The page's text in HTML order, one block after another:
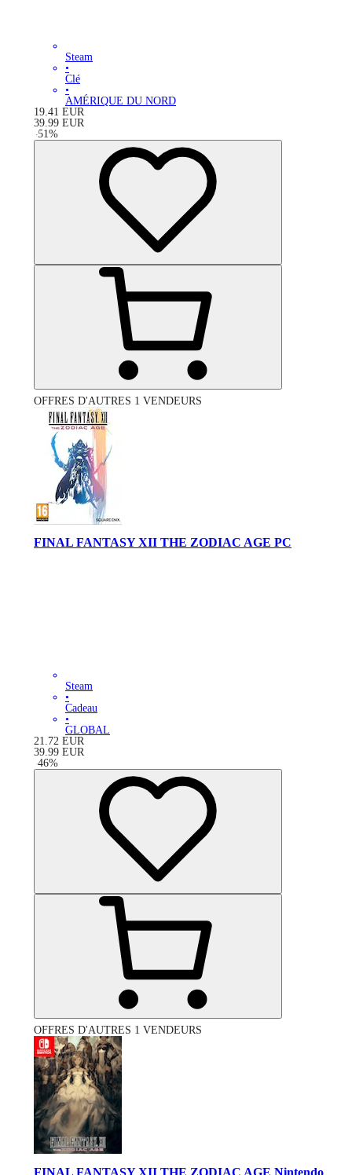
Steam
•
Clé
•
AMÉRIQUE DU NORD
19.41 EUR
39.99 EUR
-51%
OFFRES D'AUTRES 1 VENDEURS
FINAL FANTASY XII THE ZODIAC AGE PC
Steam
•
Cadeau
•
GLOBAL
21.72 EUR
39.99 EUR
-46%
OFFRES D'AUTRES 1 VENDEURS